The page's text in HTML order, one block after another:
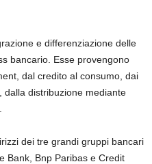
e differenziazione delle
bancario. Esse provengono
dal credito al consumo, dai
dalla distribuzione mediante
dei tre grandi gruppi bancari
Bank, Bnp Paribas e Credit